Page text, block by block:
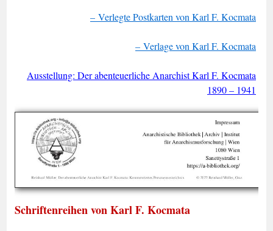
– Verlegte Postkarten von Karl F. Kocmata
– Verlage von Karl F. Kocmata
Ausstellung: Der abenteuerliche Anarchist Karl F. Kocmata
1890 – 1941
Schriftenreihen von Karl F. Kocmata